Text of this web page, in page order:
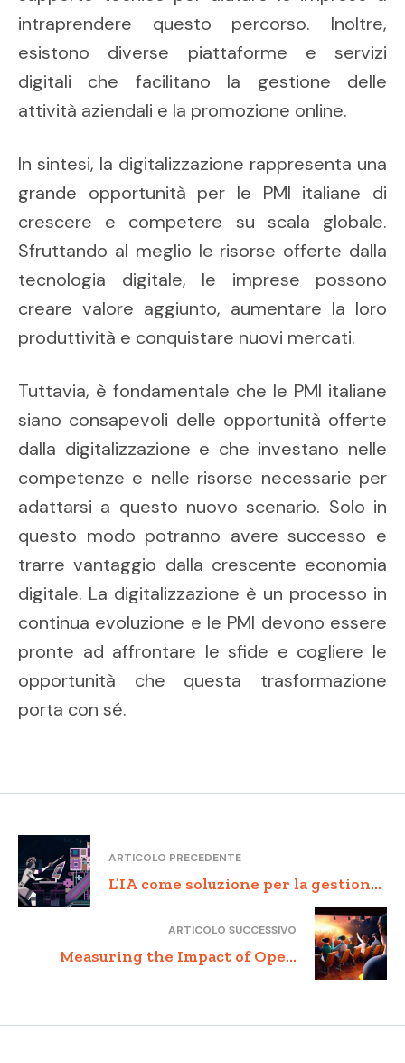
intraprendere questo percorso. Inoltre,
esistono diverse piattaforme e servizi
digitali che facilitano la gestione delle
attività aziendali e la promozione online.
In sintesi, la digitalizzazione rappresenta una
grande opportunità per le PMI italiane di
crescere e competere su scala globale.
Sfruttando al meglio le risorse offerte dalla
tecnologia digitale, le imprese possono
creare valore aggiunto, aumentare la loro
produttività e conquistare nuovi mercati.
Tuttavia, è fondamentale che le PMI italiane
siano consapevoli delle opportunità offerte
dalla digitalizzazione e che investano nelle
competenze e nelle risorse necessarie per
adattarsi a questo nuovo scenario. Solo in
questo modo potranno avere successo e
trarre vantaggio dalla crescente economia
digitale. La digitalizzazione è un processo in
continua evoluzione e le PMI devono essere
pronte ad affrontare le sfide e cogliere le
opportunità che questa trasformazione
porta con sé.
ARTICOLO PRECEDENTE
L’IA come soluzione per la gestione
ARTICOLO SUCCESSIVO
Measuring the Impact of Open